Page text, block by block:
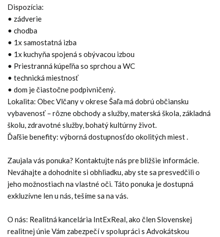
Dispozícia:
• zádverie
• chodba
• 1x samostatná izba
• 1x kuchyňa spojená s obývacou izbou
• Priestranná kúpeľňa so sprchou a WC
• technická miestnosť
• dom je čiastočne podpivničený.
Lokalita: Obec Vlčany v okrese Šaľa má dobrú občiansku
vybavenosť – rôzne obchody a služby, materská škola, základná
školu, zdravotné služby, bohatý kultúrny život.
Ďaľšie benefity: výborná dostupnosťdo okolitých miest .
Zaujala vás ponuka? Kontaktujte nás pre bližšie informácie.
Neváhajte a dohodnite si obhliadku, aby ste sa presvedčili o
jeho možnostiach na vlastné oči. Táto ponuka je dostupná
exkluzívne len u nás, tešíme sa na vás.
O nás: Realitná kancelária IntExReal, ako člen Slovenskej
realitnej únie Vám zabezpečí v spolupráci s Advokátskou